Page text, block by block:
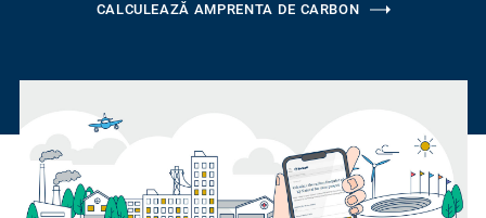
CALCULEAZĂ AMPRENTA DE CARBON